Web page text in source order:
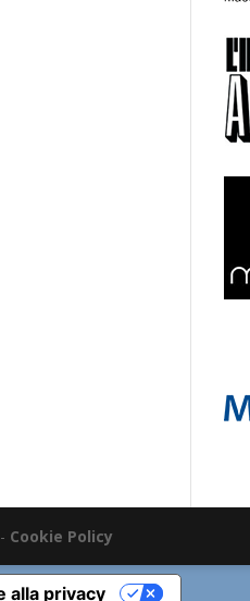
- Cookie Policy
alla privacy